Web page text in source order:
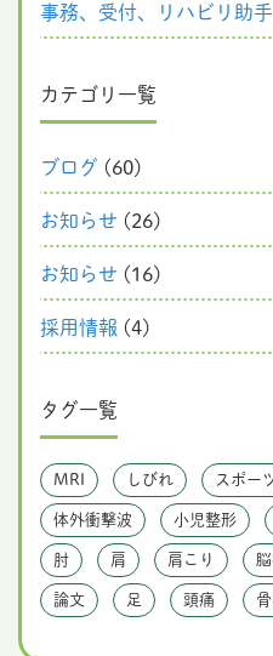
事務、受付、リハビリ助手
カテゴリ一覧
ブログ (60)
お知らせ (26)
お知らせ (16)
採用情報 (4)
タグ一覧
MRI しびれ スポー
体外衝撃波 小児整形
肘 肩 肩こり
論文 足 頭痛